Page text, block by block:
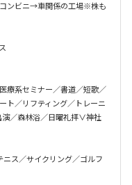
ンビニ→車関係の工場※株も
療系セミナー／書道／短歌／
ト／リフティング／トレーニ
演／森林浴／日曜礼拝∨神社
ニス／サイクリング／ゴルフ